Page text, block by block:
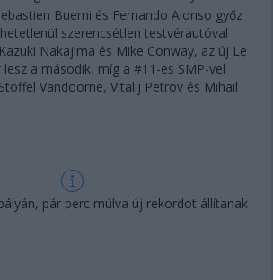
Buemi és Fernando Alonso győz
szerencsétlen testvérautóval
Nakajima és Mike Conway, az új Le
a második, míg a #11-es SMP-vel
Vandoorne, Vitalij Petrov és Mihail
pár perc múlva új rekordot állítanak